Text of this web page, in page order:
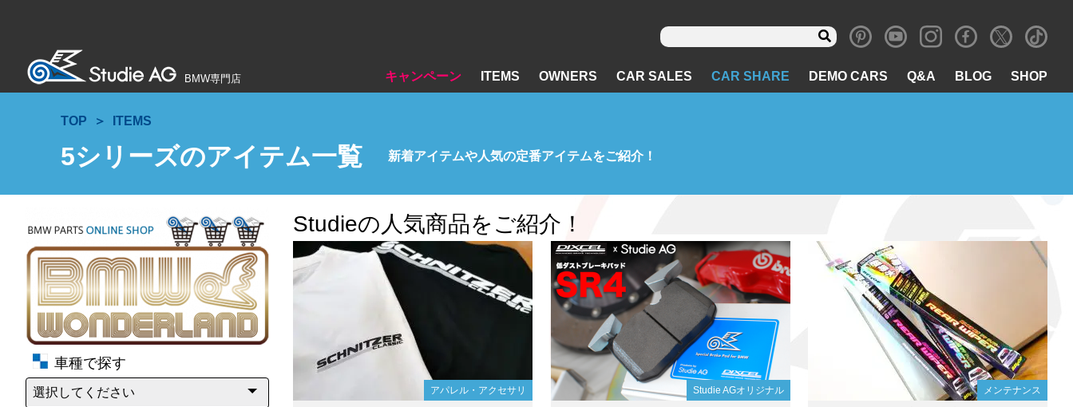
BMW専門店 キャンペーン ITEMS OWNERS CAR SALES CAR SHARE DEMO CARS Q&A BLOG SHOP
TOP ITEMS
5シリーズのアイテム一覧 新着アイテムや人気の定番アイテムをご紹介！
車種で探す
Studieの人気商品をご紹介！
アパレル・アクセサリ Studie AGオリジナル メンテナンス